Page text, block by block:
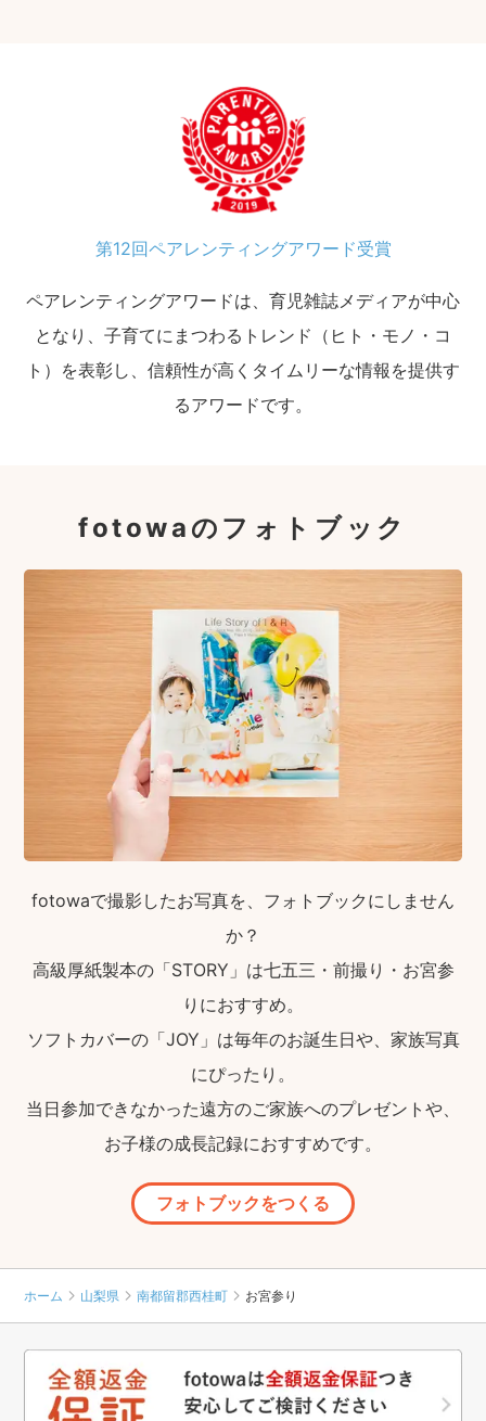
第12回ペアレンティングアワード受賞
ペアレンティングアワードは、育児雑誌メディアが中心
となり、子育てにまつわるトレンド（ヒト・モノ・コ
ト）を表彰し、信頼性が高くタイムリーな情報を提供す
るアワードです。
fotowaのフォトブック
fotowaで撮影したお写真を、フォトブックにしません
か？
高級厚紙製本の「STORY」は七五三・前撮り・お宮参
りにおすすめ。
ソフトカバーの「JOY」は毎年のお誕生日や、家族写真
にぴったり。
当日参加できなかった遠方のご家族へのプレゼントや、
お子様の成長記録におすすめです。
フォトブックをつくる
ホーム 山梨県 南都留郡西桂町 お宮参り